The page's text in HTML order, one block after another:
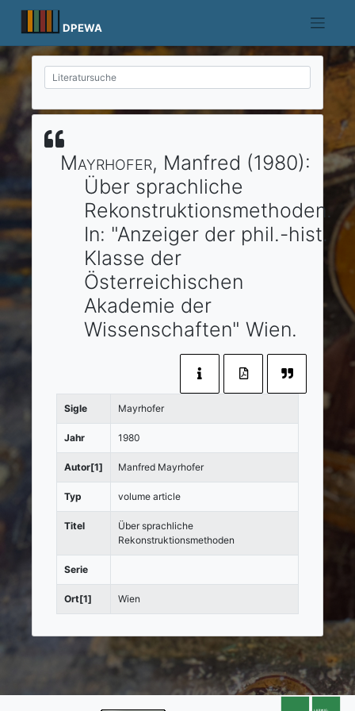
content
DPEWA
Mayrhofer, Manfred (1980):
Über sprachliche
Rekonstruktionsmethoden.
In: "Anzeiger der phil.-hist.
Klasse der
Österreichischen
Akademie der
Wissenschaften" Wien.
Sigle Mayrhofer
Jahr 1980
Autor[1] Manfred Mayrhofer
Typ volume article
Titel
Über sprachliche
Rekonstruktionsmethoden
Serie
Ort[1] Wien